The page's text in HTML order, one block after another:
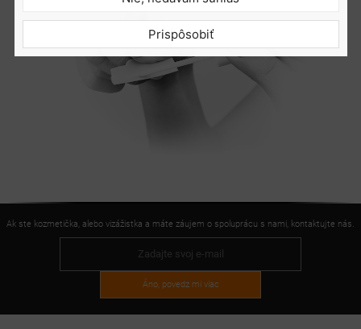
Ak ste kozmetička, alebo vizážistka a máte záujem o spoluprácu s nami, kontaktujte nás.
Áno, povedz mi viac
Prispôsobiť